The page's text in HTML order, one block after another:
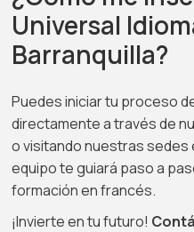
Universal
Barranquilla?
Puedes iniciar tu proceso
directamente a través de
o visitando nuestras sedes
equipo te guiará paso a
formación en francés.
¡Invierte en tu futuro!